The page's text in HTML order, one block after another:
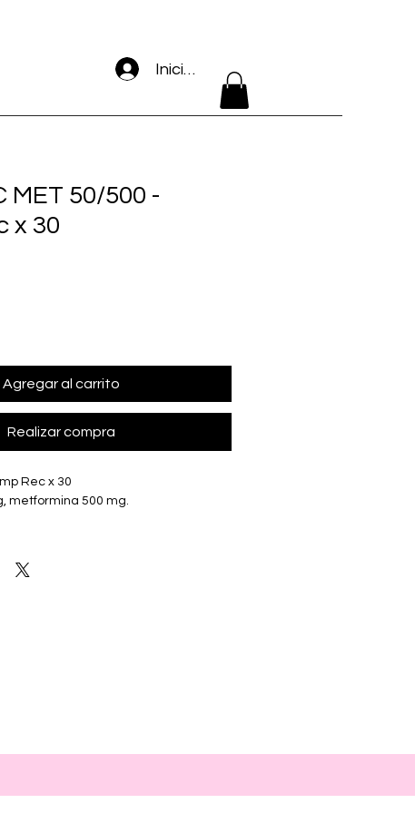
Iniciar sesión
MET 50/500 -
x 30
Agregar al carrito
Realizar compra
Rec x 30
metformina 500 mg.